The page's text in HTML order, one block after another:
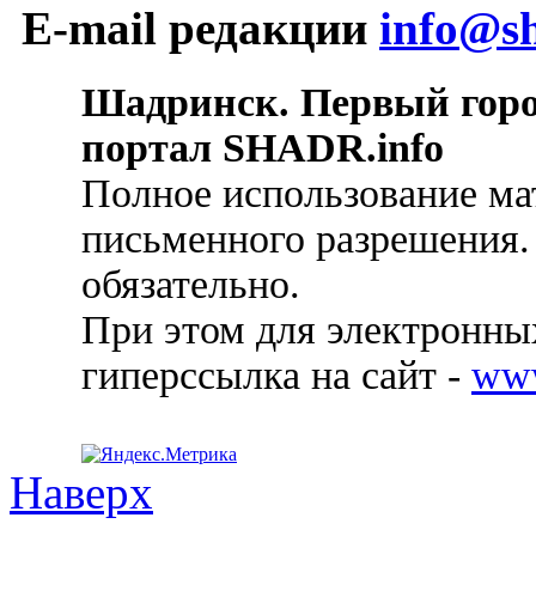
E-mail редакции
Шадринск. Первый
портал SHADR.info
Полное использование
письменного
обязательно.
При этом для
гиперссылка на сайт -
Наверх